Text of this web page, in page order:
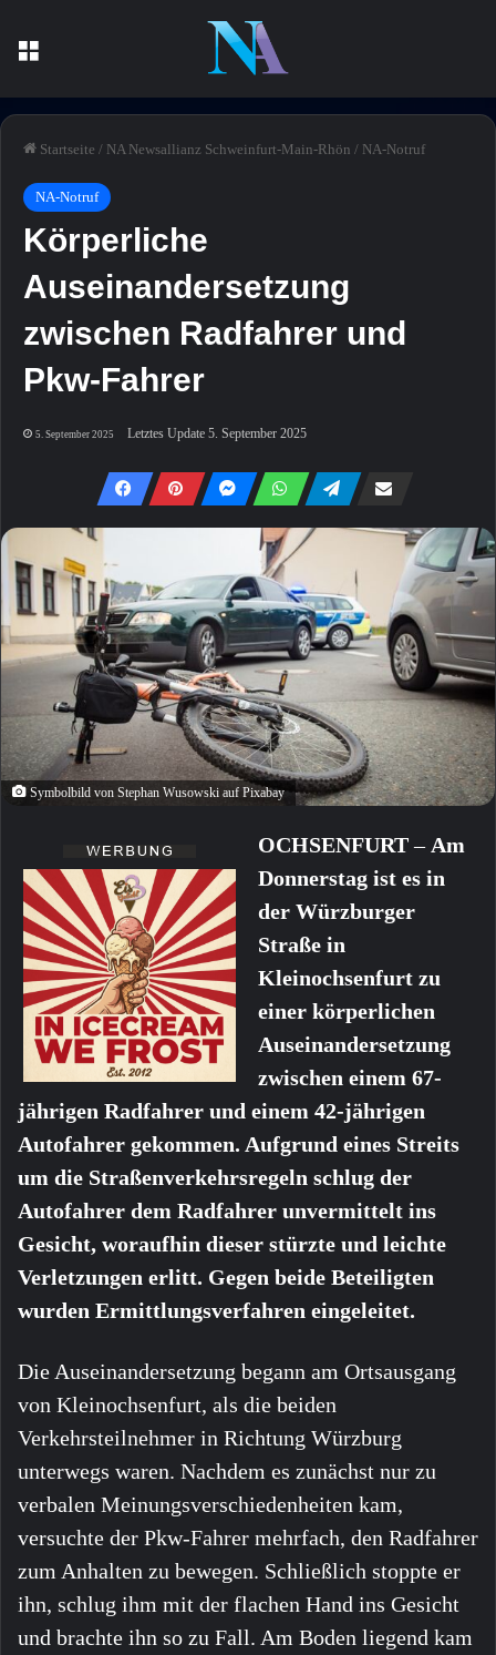
Startseite / NA Newsallianz Schweinfurt-Main-Rhön / NA-Notruf
NA-Notruf
Körperliche
Auseinandersetzung
zwischen Radfahrer und
Pkw-Fahrer
5. September 2025 Letztes Update 5. September 2025
Symbolbild von Stephan Wusowski auf Pixabay
OCHSENFURT– Am
Donnerstag ist es in
der Würzburger
Straße in
Kleinochsenfurt zu
einer körperlichen
Auseinandersetzung
zwischen einem 67-
jährigen Radfahrer und einem 42-jährigen
Autofahrer gekommen. Aufgrund eines Streits
um die Straßenverkehrsregeln schlug der
Autofahrer dem Radfahrer unvermittelt ins
Gesicht, woraufhin dieser stürzte und leichte
Verletzungen erlitt. Gegen beide Beteiligten
wurden Ermittlungsverfahren eingeleitet.
Die Auseinandersetzung begann am Ortsausgang
von Kleinochsenfurt, als die beiden
Verkehrsteilnehmer in Richtung Würzburg
unterwegs waren. Nachdem es zunächst nur zu
verbalen Meinungsverschiedenheiten kam,
versuchte der Pkw-Fahrer mehrfach, den Radfahrer
zum Anhalten zu bewegen. Schließlich stoppte er
ihn, schlug ihm mit der flachen Hand ins Gesicht
und brachte ihn so zu Fall. Am Boden liegend kam